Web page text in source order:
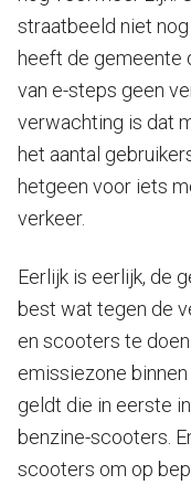
straatbeeld niet
heeft de gemeente
van e-steps geen
verwachting is dat
het aantal
hetgeen voor iets
verkeer.
Eerlijk is eerlijk, de
best wat tegen de
en scooters te
emissiezone
geldt die in eerste
benzine-scooters.
scooters om op